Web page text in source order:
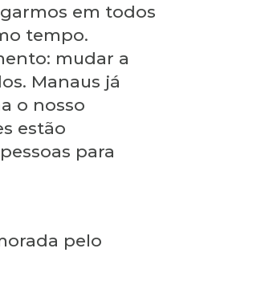
em todos
tempo.
mudar a
Manaus já
o nosso
estão
para
pelo